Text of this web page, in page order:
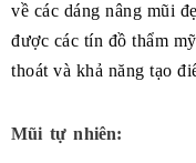
về các dáng nâng mũi
được các tín đồ thẩm
thoát và khả năng tạo
Mũi tự nhiên: